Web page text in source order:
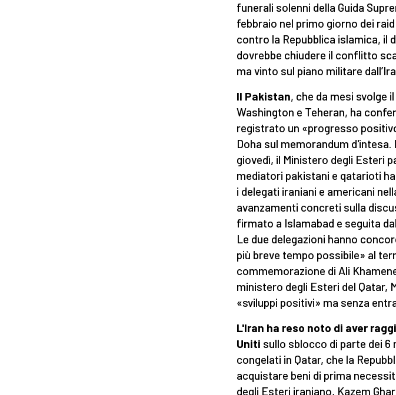
funerali solenni della Guida
febbraio nel primo giorno dei
contro la Repubblica islamica, il
dovrebbe chiudere il conflitto
ma vinto sul piano militare
Il Pakistan, che da mesi svolge
Washington e Teheran, ha
registrato un «progresso
Doha sul memorandum
giovedì, il Ministero degli Esteri
mediatori pakistani e qatarioti
i delegati iraniani e americani
avanzamenti concreti sulla
firmato a Islamabad e seguita
Le due delegazioni hanno
più breve tempo possibile» al
commemorazione di Ali
ministero degli Esteri del Qatar,
«sviluppi positivi» ma senza
L'Iran ha reso noto di aver
Uniti sullo sblocco di parte dei 6
congelati in Qatar, che la
acquistare beni di prima
degli Esteri iraniano, Kazem